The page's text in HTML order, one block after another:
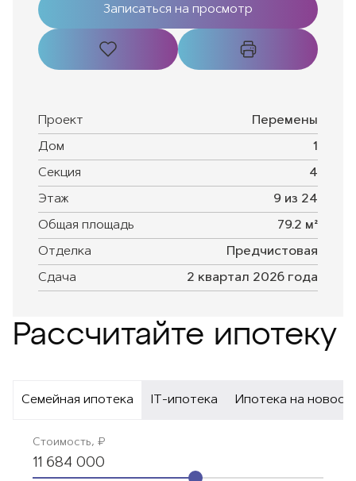
Записаться на просмотр
Проект Перемены
Дом 1
Секция 4
Этаж 9 из 24
Общая площадь 79.2 м²
Отделка Предчистовая
Сдача 2 квартал 2026 года
Рассчитайте ипотеку
Семейная ипотека IT-ипотека Ипотека на
Стоимость, ₽
11 684 000